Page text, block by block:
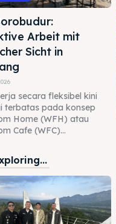
Arbeit mit
Sicht in
secara fleksibel kini
terbatas pada konsep
Home (WFH) atau
Cafe (WFC)...